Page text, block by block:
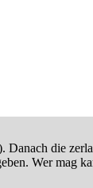
die
Wer mag